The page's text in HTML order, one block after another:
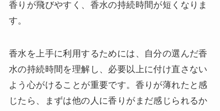
香りが飛びやすく、香水の持続時間が短くなりま
す。
香水を上手に利用するためには、自分の選んだ香
水の持続時間を理解し、必要以上に付け直さない
よう心がけることが重要です。香りが薄れたと感
じたら、まずは他の人に香りがまだ感じられるか